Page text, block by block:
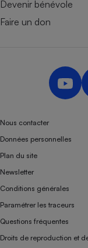
Devenir bénévole
Faire un don
Nous contacter
Données personnelles
Plan du site
Newsletter
Conditions générales
Paramétrer les traceurs
Questions fréquentes
Droits de reproduction et